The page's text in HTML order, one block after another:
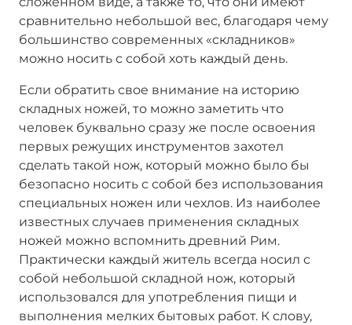
сравнительно небольшой вес, благодаря чему
большинство современных «складников»
можно носить с собой хоть каждый день.
Если обратить свое внимание на историю
складных ножей, то можно заметить что
человек буквально сразу же после освоения
первых режущих инструментов захотел
сделать такой нож, который можно было бы
безопасно носить с собой без использования
специальных ножен или чехлов. Из наиболее
известных случаев применения складных
ножей можно вспомнить древний Рим.
Практически каждый житель всегда носил с
собой небольшой складной нож, который
использовался для употребления пищи и
выполнения мелких бытовых работ. К слову,